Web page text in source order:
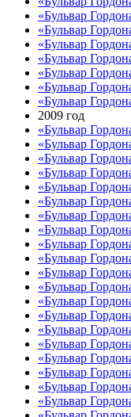
«Бульвар
«Бульвар
«Бульвар
«Бульвар
«Бульвар
«Бульвар
«Бульвар
2009 год
«Бульвар
«Бульвар
«Бульвар
«Бульвар
«Бульвар
«Бульвар
«Бульвар
«Бульвар
«Бульвар
«Бульвар
«Бульвар
«Бульвар
«Бульвар
«Бульвар
«Бульвар
«Бульвар
«Бульвар
«Бульвар
«Бульвар
«Бульвар